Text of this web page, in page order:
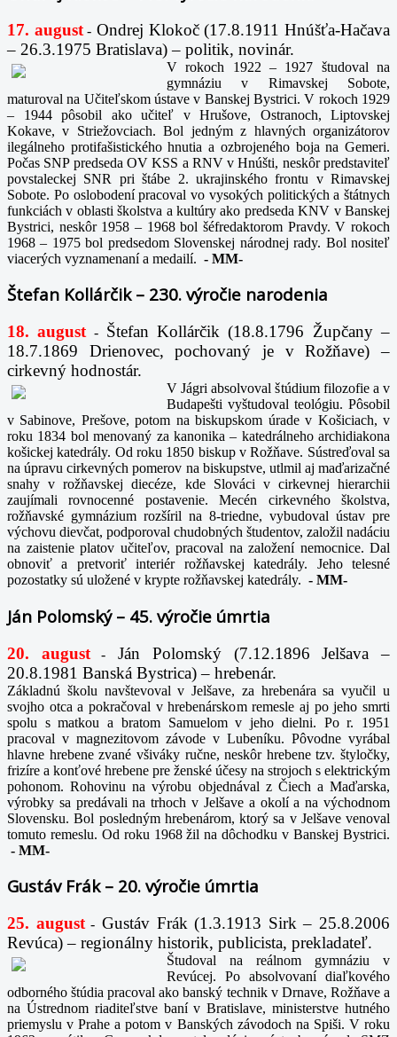
17. august- Ondrej Klokoč (17.8.1911 Hnúšťa-Hačava
– 26.3.1975 Bratislava) – politik, novinár.
V rokoch 1922 – 1927 študoval na
gymnáziu v Rimavskej Sobote,
maturoval na Učiteľskom ústave v Banskej Bystrici. V rokoch 1929
– 1944 pôsobil ako učiteľ v Hrušove, Ostranoch, Liptovskej
Kokave, v Striežovciach. Bol jedným z hlavných organizátorov
ilegálneho protifašistického hnutia a ozbrojeného boja na Gemeri.
Počas SNP predseda OV KSS a RNV v Hnúšti, neskôr predstaviteľ
povstaleckej SNR pri štábe 2. ukrajinského frontu v Rimavskej
Sobote. Po oslobodení pracoval vo vysokých politických a štátnych
funkciách v oblasti školstva a kultúry ako predseda KNV v Banskej
Bystrici, neskôr 1958 – 1968 bol šéfredaktorom Pravdy. V rokoch
1968 – 1975 bol predsedom Slovenskej národnej rady. Bol nositeľ
viacerých vyznamenaní a medailí. - MM-
Štefan Kollárčik – 230. výročie narodenia
18. august -
Štefan Kollárčik (18.8.1796 Župčany –
18.7.1869 Drienovec, pochovaný je v Rožňave) –
cirkevný hodnostár.
V Jágri absolvoval štúdium filozofie a v
Budapešti vyštudoval teológiu. Pôsobil
v Sabinove, Prešove, potom na biskupskom úrade v Košiciach, v
roku 1834 bol menovaný za kanonika – katedrálneho archidiakona
košickej katedrály. Od roku 1850 biskup v Rožňave. Sústreďoval sa
na úpravu cirkevných pomerov na biskupstve, utlmil aj maďarizačné
snahy v rožňavskej diecéze, kde Slováci v cirkevnej hierarchii
zaujímali rovnocenné postavenie. Mecén cirkevného školstva,
rožňavské gymnázium rozšíril na 8-triedne, vybudoval ústav pre
výchovu dievčat, podporoval chudobných študentov, založil nadáciu
na zaistenie platov učiteľov, pracoval na založení nemocnice. Dal
obnoviť a pretvoriť interiér rožňavskej katedrály. Jeho telesné
pozostatky sú uložené v krypte rožňavskej katedrály. - MM-
Ján Polomský – 45. výročie úmrtia
20. august-
Ján Polomský (7.12.1896 Jelšava –
20.8.1981 Banská Bystrica) – hrebenár.
Základnú školu navštevoval v Jelšave, za hrebenára sa vyučil u
svojho otca a pokračoval v hrebenárskom remesle aj po jeho smrti
spolu s matkou a bratom Samuelom v jeho dielni. Po r. 1951
pracoval v magnezitovom závode v Lubeníku. Pôvodne vyrábal
hlavne hrebene zvané všiváky ručne, neskôr hrebene tzv. štyločky,
frizíre a konťové hrebene pre ženské účesy na strojoch s elektrickým
pohonom. Rohovinu na výrobu objednával z Čiech a Maďarska,
výrobky sa predávali na trhoch v Jelšave a okolí a na východnom
Slovensku. Bol posledným hrebenárom, ktorý sa v Jelšave venoval
tomuto remeslu. Od roku 1968 žil na dôchodku v Banskej Bystrici.
- MM-
Gustáv Frák – 20. výročie úmrtia
25. august- Gustáv Frák (1.3.1913 Sirk – 25.8.2006
Revúca) – regionálny historik, publicista, prekladateľ.
Študoval na reálnom gymnáziu v
Revúcej. Po absolvovaní diaľkového
odborného štúdia pracoval ako banský technik v Drnave, Rožňave a
na Ústrednom riaditeľstve baní v Bratislave, ministerstve hutného
priemyslu v Prahe a potom v Banských závodoch na Spiši. V roku